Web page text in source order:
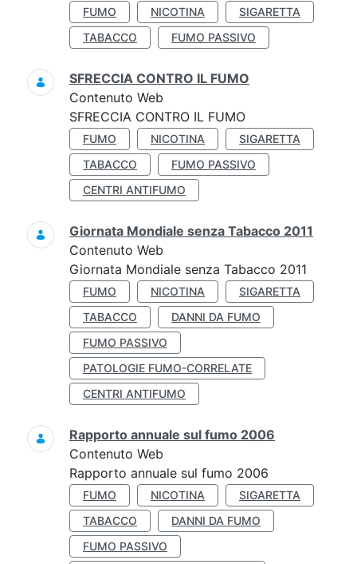
FUMO NICOTINA
SIGARETTA
TABACCO
FUMO PASSIVO
SFRECCIA CONTRO IL FUMO
Contenuto Web
SFRECCIA CONTRO IL FUMO
FUMO NICOTINA
SIGARETTA
TABACCO
FUMO PASSIVO
CENTRI ANTIFUMO
Giornata Mondiale senza Tabacco 2011
Contenuto Web
Giornata Mondiale senza Tabacco 2011
FUMO NICOTINA
SIGARETTA
TABACCO
DANNI DA FUMO
FUMO PASSIVO
PATOLOGIE FUMO-CORRELATE
CENTRI ANTIFUMO
Rapporto annuale sul fumo 2006
Contenuto Web
Rapporto annuale sul fumo 2006
FUMO NICOTINA
SIGARETTA
TABACCO
DANNI DA FUMO
FUMO PASSIVO